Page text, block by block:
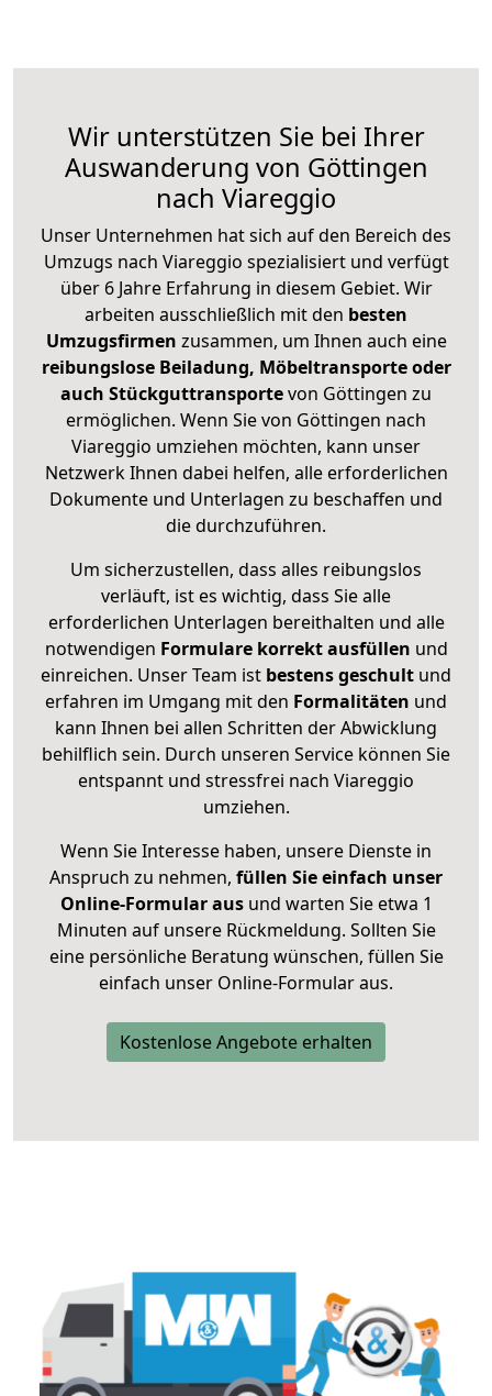
Wir unterstützen Sie bei Ihrer
Auswanderung von Göttingen
nach Viareggio
Unser Unternehmen hat sich auf den Bereich des
Umzugs nach Viareggio spezialisiert und verfügt
über 6 Jahre Erfahrung in diesem Gebiet. Wir
arbeiten ausschließlich mit den besten
Umzugsfirmen zusammen, um Ihnen auch eine
reibungslose Beiladung, Möbeltransporte oder
auch Stückguttransportevon Göttingen zu
ermöglichen. Wenn Sie von Göttingen nach
Viareggio umziehen möchten, kann unser
Netzwerk Ihnen dabei helfen, alle erforderlichen
Dokumente und Unterlagen zu beschaffen und
die durchzuführen.
Um sicherzustellen, dass alles reibungslos
verläuft, ist es wichtig, dass Sie alle
erforderlichen Unterlagen bereithalten und alle
notwendigen Formulare korrekt ausfüllen und
einreichen. Unser Team ist bestens geschult und
erfahren im Umgang mit den Formalitäten und
kann Ihnen bei allen Schritten der Abwicklung
behilflich sein. Durch unseren Service können Sie
entspannt und stressfrei nach Viareggio
umziehen.
Wenn Sie Interesse haben, unsere Dienste in
Anspruch zu nehmen, füllen Sie einfach unser
Online-Formular ausund warten Sie etwa 1
Minuten auf unsere Rückmeldung. Sollten Sie
eine persönliche Beratung wünschen, füllen Sie
einfach unser Online-Formular aus.
Kostenlose Angebote erhalten